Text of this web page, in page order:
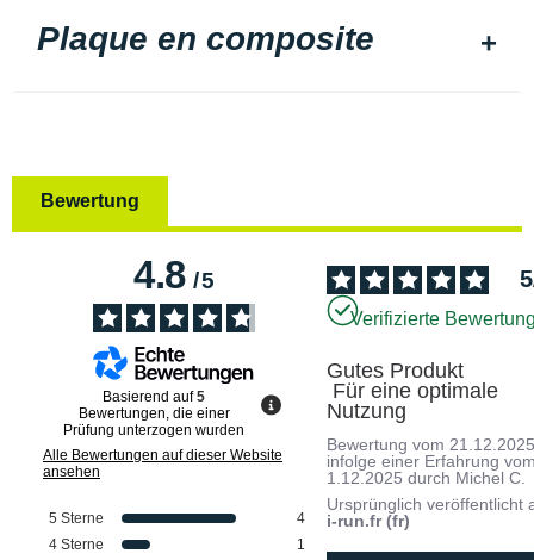
Plaque en composite
Bewertung
4.8/5
Basierend auf5
Bewertungen, die einer
Prüfung unterzogen wurden
Alle Bewertungen auf dieser Website
ansehen
5 Sterne
4
4 Sterne
1
5
Verifizierte
Gutes Produkt
Nutzung
Bewertung vom
infolge einer Erfahrung
1.12.2025 durch Michel C.
Ursprünglich veröffentlicht
i-run.fr (fr)